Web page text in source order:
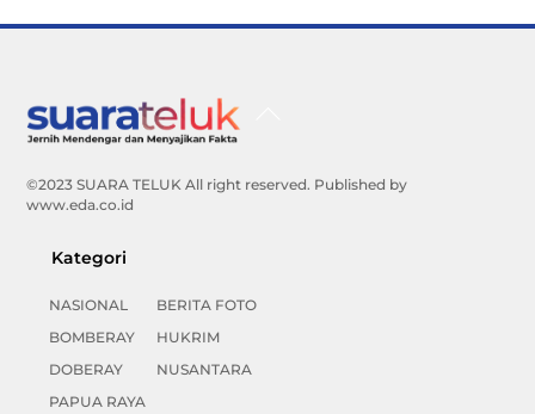
©2023 SUARA TELUK All right reserved. Published by
www.eda.co.id
Kategori
NASIONAL
BOMBERAY
DOBERAY
PAPUA RAYA
BERITA FOTO
HUKRIM
NUSANTARA